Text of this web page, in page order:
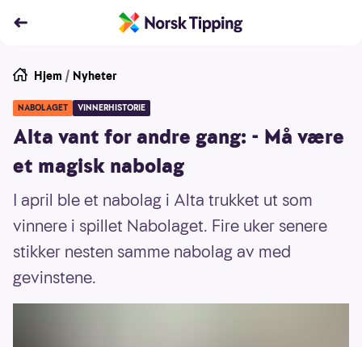
Hjem / Nyheter
NABOLAGET VINNERHISTORIE
Alta vant for andre gang: - Må være
et magisk nabolag
I april ble et nabolag i Alta trukket ut som
vinnere i spillet Nabolaget. Fire uker senere
stikker nesten samme nabolag av med
gevinstene.